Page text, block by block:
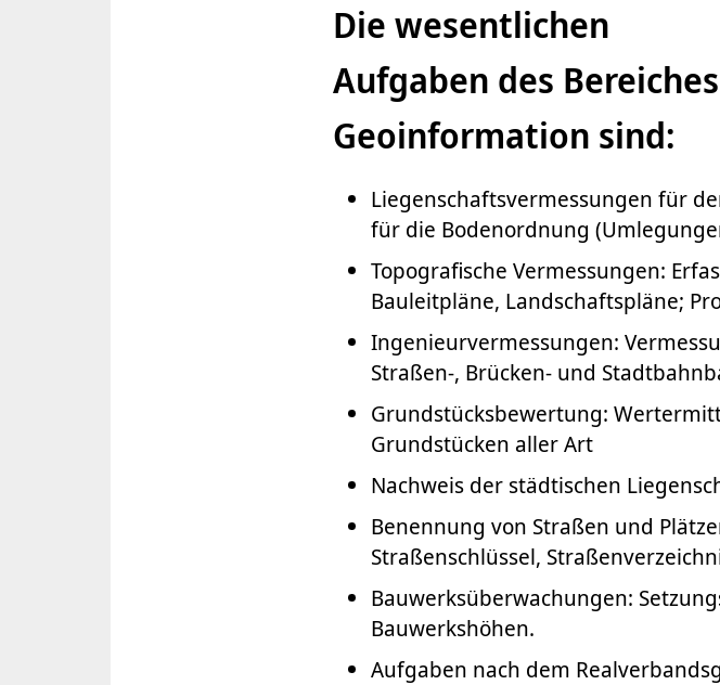
Die wesentlichen
Aufgaben des Bereiches
Geoinformation sind:
Liegenschaftsvermessungen für
für die Bodenordnung
Topografische Vermessungen:
Bauleitpläne, Landschaftspläne;
Ingenieurvermessungen:
Straßen-, Brücken- und
Grundstücksbewertung:
Grundstücken aller Art
Nachweis der städtischen
Benennung von Straßen und
Straßenschlüssel,
Bauwerksüberwachungen:
Bauwerkshöhen.
Aufgaben nach dem